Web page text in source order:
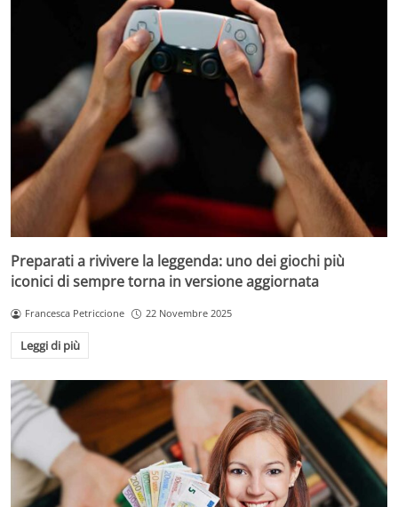
Preparati a rivivere la leggenda: uno dei giochi più
iconici di sempre torna in versione aggiornata
Francesca Petriccione 22 Novembre 2025
Leggi di più